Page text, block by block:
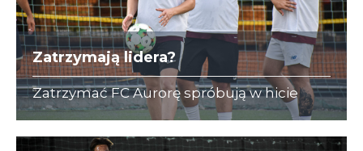
Zatrzymają lidera?
Zatrzymać FC Aurorę spróbują w hicie
kolejki rozpędzeni zawodnicy GT
Air&Ocean.